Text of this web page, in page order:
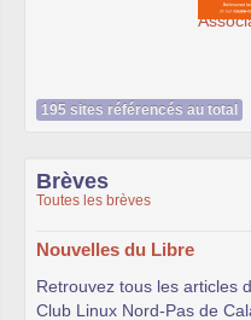
195 sites référencés au total
Brèves
Toutes les brèves
Nouvelles du Libre
Retrouvez tous les articles
Club Linux Nord-Pas de